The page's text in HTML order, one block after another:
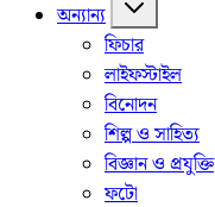
অন্যান্য
ফিচার
লাইফস্টাইল
বিনোদন
শিল্প ও সাহিত্য
বিজ্ঞান ও প্রযুক্তি
ফটো